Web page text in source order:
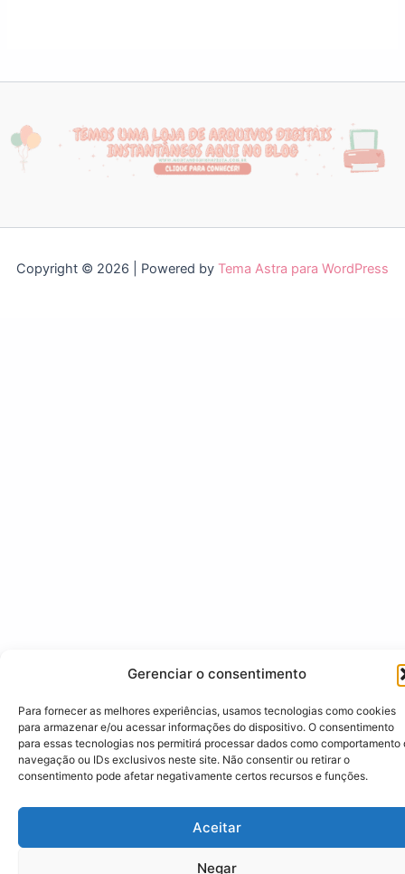
Gerenciar o consentimento
Para fornecer as melhores experiências, usamos tecnologias como cookies
para armazenar e/ou acessar informações do dispositivo. O consentimento
para essas tecnologias nos permitirá processar dados como comportamento
navegação ou IDs exclusivos neste site. Não consentir ou retirar o
consentimento pode afetar negativamente certos recursos e funções.
Aceitar
Negar
Copyright © 2026 | Powered by Tema Astra para WordPress